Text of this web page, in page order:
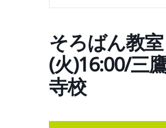
そろばん教室
(火)16:00/三
寺校